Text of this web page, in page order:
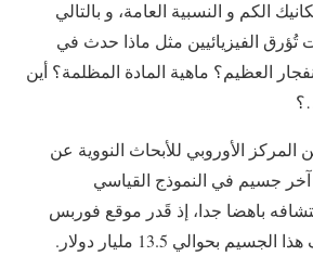
الكم و النسبية العامة، و بالتالي
تُؤرق الفيزيائيين مثل ماذا حدث في
العظيم؟ ماهية المادة المظلمة؟ أين
2012، أعلن المركز الأوروبي للأبحاث النووية عن
جسيم في النموذج القياسي
باهضا جدا، إذ قَدر موقع فوربس
بحوالي 13.5 مليار دولار.